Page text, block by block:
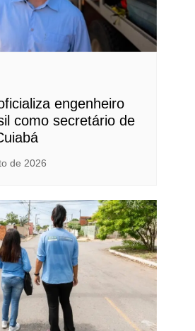
engenheiro
como secretário de
de 2026